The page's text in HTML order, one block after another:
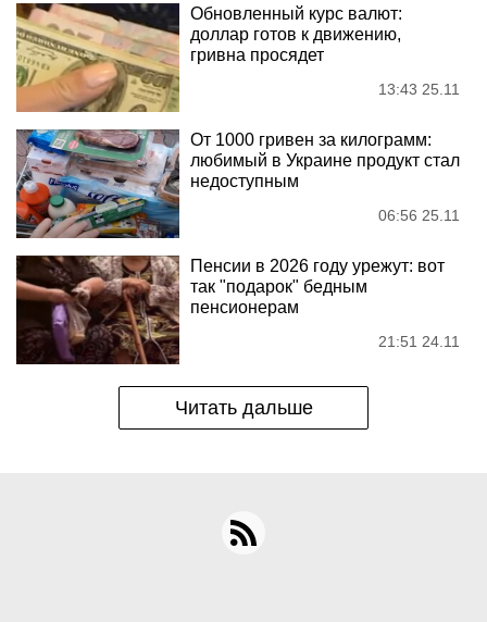
Обновленный курс валют:
доллар готов к движению,
гривна просядет
13:43 25.11
От 1000 гривен за килограмм:
любимый в Украине продукт стал
недоступным
06:56 25.11
Пенсии в 2026 году урежут: вот
так "подарок" бедным
пенсионерам
21:51 24.11
Читать дальше